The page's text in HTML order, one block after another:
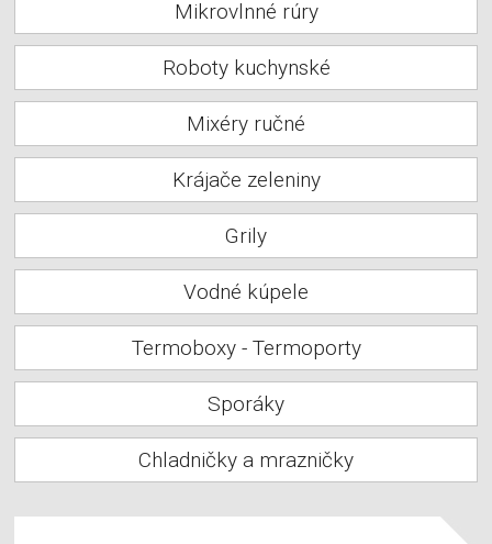
Mikrovlnné rúry
Roboty kuchynské
Mixéry ručné
Krájače zeleniny
Grily
Vodné kúpele
Termoboxy - Termoporty
Sporáky
Chladničky a mrazničky